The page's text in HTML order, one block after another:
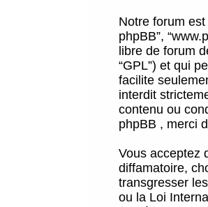
Notre forum est
phpBB”,
libre de forum
“GPL”) et qui
facilite
interdit
contenu ou
phpBB , merci
Vous acceptez
diffamatoire,
transgresser
ou la Loi